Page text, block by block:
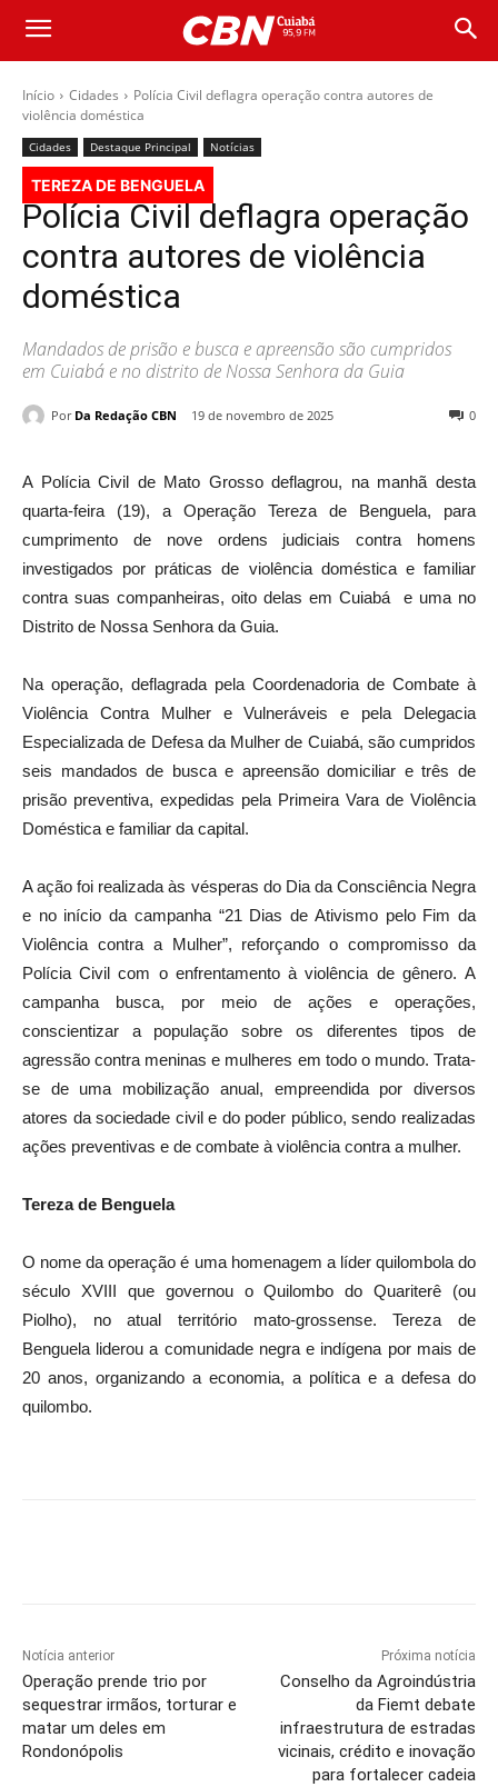
Início Cidades
Polícia Civil deflagra operação contra autores de
violência doméstica
Cidades Destaque Principal Notícias
TEREZA DE BENGUELA
Polícia Civil deflagra operação
contra autores de violência
doméstica
Mandados de prisão e busca e apreensão são cumpridos
em Cuiabá e no distrito de Nossa Senhora da Guia
Por Da Redação CBN 19 de novembro de 2025 0
A Polícia Civil de Mato Grosso deflagrou, na manhã desta
quarta-feira (19), a Operação Tereza de Benguela, para
cumprimento de nove ordens judiciais contra homens
investigados por práticas de violência doméstica e familiar
contra suas companheiras, oito delas em Cuiabá e uma no
Distrito de Nossa Senhora da Guia.
Na operação, deflagrada pela Coordenadoria de Combate à
Violência Contra Mulher e Vulneráveis e pela Delegacia
Especializada de Defesa da Mulher de Cuiabá, são cumpridos
seis mandados de busca e apreensão domiciliar e três de
prisão preventiva, expedidas pela Primeira Vara de Violência
Doméstica e familiar da capital.
A ação foi realizada às vésperas do Dia da Consciência Negra
e no início da campanha “21 Dias de Ativismo pelo Fim da
Violência contra a Mulher”, reforçando o compromisso da
Polícia Civil com o enfrentamento à violência de gênero. A
campanha busca, por meio de ações e operações,
conscientizar a população sobre os diferentes tipos de
agressão contra meninas e mulheres em todo o mundo. Trata-
se de uma mobilização anual, empreendida por diversos
atores da sociedade civil e do poder público, sendo realizadas
ações preventivas e de combate à violência contra a mulher.
Tereza de Benguela
O nome da operação é uma homenagem a líder quilombola do
século XVIII que governou o Quilombo do Quariterê (ou
Piolho), no atual território mato-grossense. Tereza de
Benguela liderou a comunidade negra e indígena por mais de
20 anos, organizando a economia, a política e a defesa do
quilombo.
Notícia anterior
Operação prende trio por
sequestrar irmãos, torturar e
matar um deles em
Rondonópolis
Próxima notícia
Conselho da Agroindústria
da Fiemt debate
infraestrutura de estradas
vicinais, crédito e inovação
para fortalecer cadeia